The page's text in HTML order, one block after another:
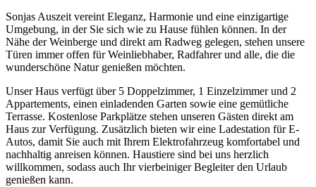
Sonjas Auszeit vereint Eleganz, Harmonie und eine einzigartige
Umgebung, in der Sie sich wie zu Hause fühlen können. In der
Nähe der Weinberge und direkt am Radweg gelegen, stehen unsere
Türen immer offen für Weinliebhaber, Radfahrer und alle, die die
wunderschöne Natur genießen möchten.
Unser Haus verfügt über 5 Doppelzimmer, 1 Einzelzimmer und 2
Appartements, einen einladenden Garten sowie eine gemütliche
Terrasse. Kostenlose Parkplätze stehen unseren Gästen direkt am
Haus zur Verfügung. Zusätzlich bieten wir eine Ladestation für E-
Autos, damit Sie auch mit Ihrem Elektrofahrzeug komfortabel und
nachhaltig anreisen können. Haustiere sind bei uns herzlich
willkommen, sodass auch Ihr vierbeiniger Begleiter den Urlaub
genießen kann.